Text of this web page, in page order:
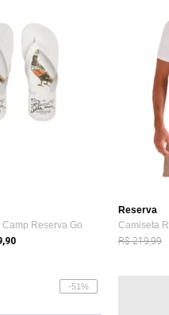
Reserva Go
Reserva
R$ 219,99
-51%